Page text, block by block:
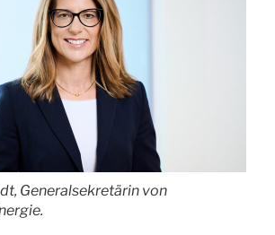
Generalsekretärin von